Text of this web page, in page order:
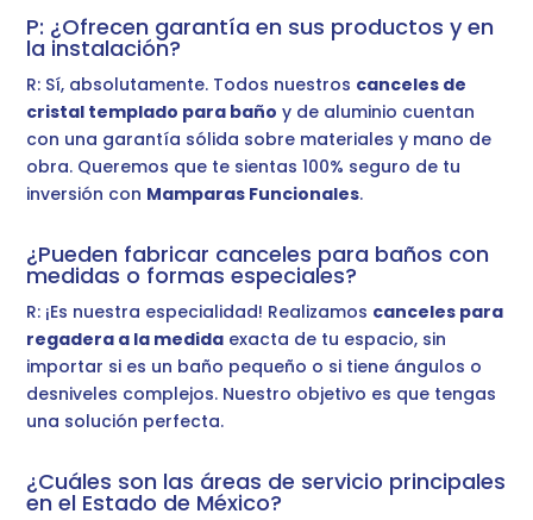
P: ¿Ofrecen garantía en sus productos y en
la instalación?
R: Sí, absolutamente. Todos nuestros canceles de
cristal templado para baño y de aluminio cuentan
con una garantía sólida sobre materiales y mano de
obra. Queremos que te sientas 100% seguro de tu
inversión con Mamparas Funcionales.
¿Pueden fabricar canceles para baños con
medidas o formas especiales?
R: ¡Es nuestra especialidad! Realizamos canceles para
regadera a la medida exacta de tu espacio, sin
importar si es un baño pequeño o si tiene ángulos o
desniveles complejos. Nuestro objetivo es que tengas
una solución perfecta.
¿Cuáles son las áreas de servicio principales
en el Estado de México?